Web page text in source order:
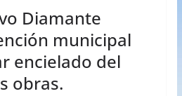
Diamante
municipal
encielado del
obras.